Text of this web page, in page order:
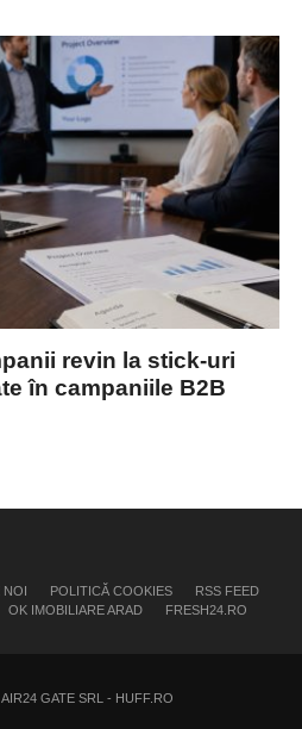
revin la stick-uri
în campaniile B2B
NOI POLITICĂ COOKIES
RSS FEED
OK IMOBILIARE ARAD FRESH24.RO
GATE SRL - HUFF.RO